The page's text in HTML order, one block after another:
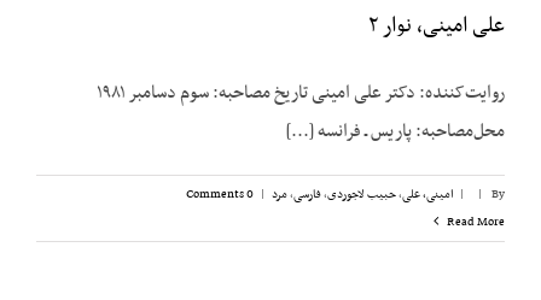
علی امینی، نوار ۲
روایت‌کننده: دکتر علی امینی تاریخ مصاحبه: سوم دسامبر ۱۹۸۱
محل‌مصاحبه: پاریس ـ فرانسه [...]
By
|
| امینی، علی,حبیب لاجوردی,فارسی,مرد |
0 Comments
Read More